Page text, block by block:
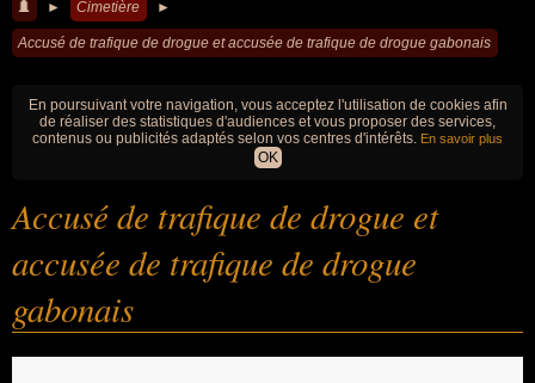
► Cimetière ►
Accusé de trafique de drogue et accusée de trafique de drogue gabonais
En poursuivant votre navigation, vous acceptez l'utilisation de cookies afin
de réaliser des statistiques d'audiences et vous proposer des services,
contenus ou publicités adaptés selon vos centres d'intérêts. En savoir plus
OK
Accusé de trafique de drogue et
accusée de trafique de drogue
gabonais